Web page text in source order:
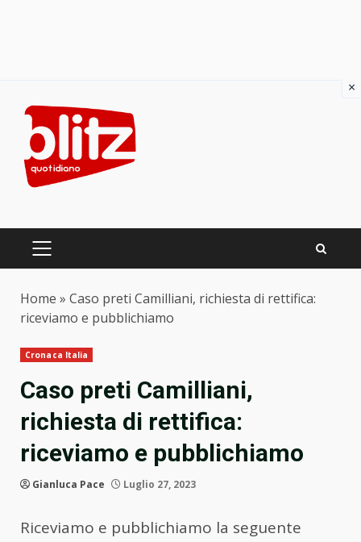
content
PRIMARY
Home » Caso preti Camilliani, richiesta di rettifica:
riceviamo e pubblichiamo
Cronaca Italia
Caso preti Camilliani,
richiesta di rettifica:
riceviamo e pubblichiamo
Gianluca Pace Luglio 27, 2023
Riceviamo e pubblichiamo la seguente
×